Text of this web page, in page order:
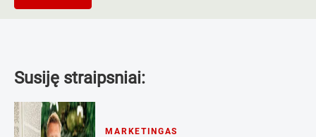
Susiję straipsniai:
MARKETINGAS